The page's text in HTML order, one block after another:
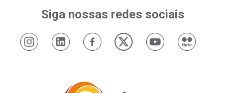
Siga nossas redes sociais